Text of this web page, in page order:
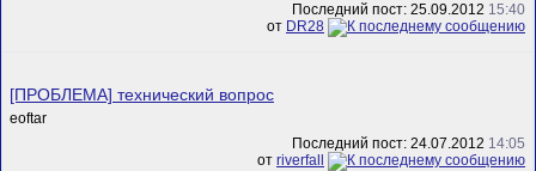
Последний пост: 25.09.2012 15:40
от DR28
[ПРОБЛЕМА] технический вопрос
eoftar
Последний пост: 24.07.2012 14:05
от riverfall